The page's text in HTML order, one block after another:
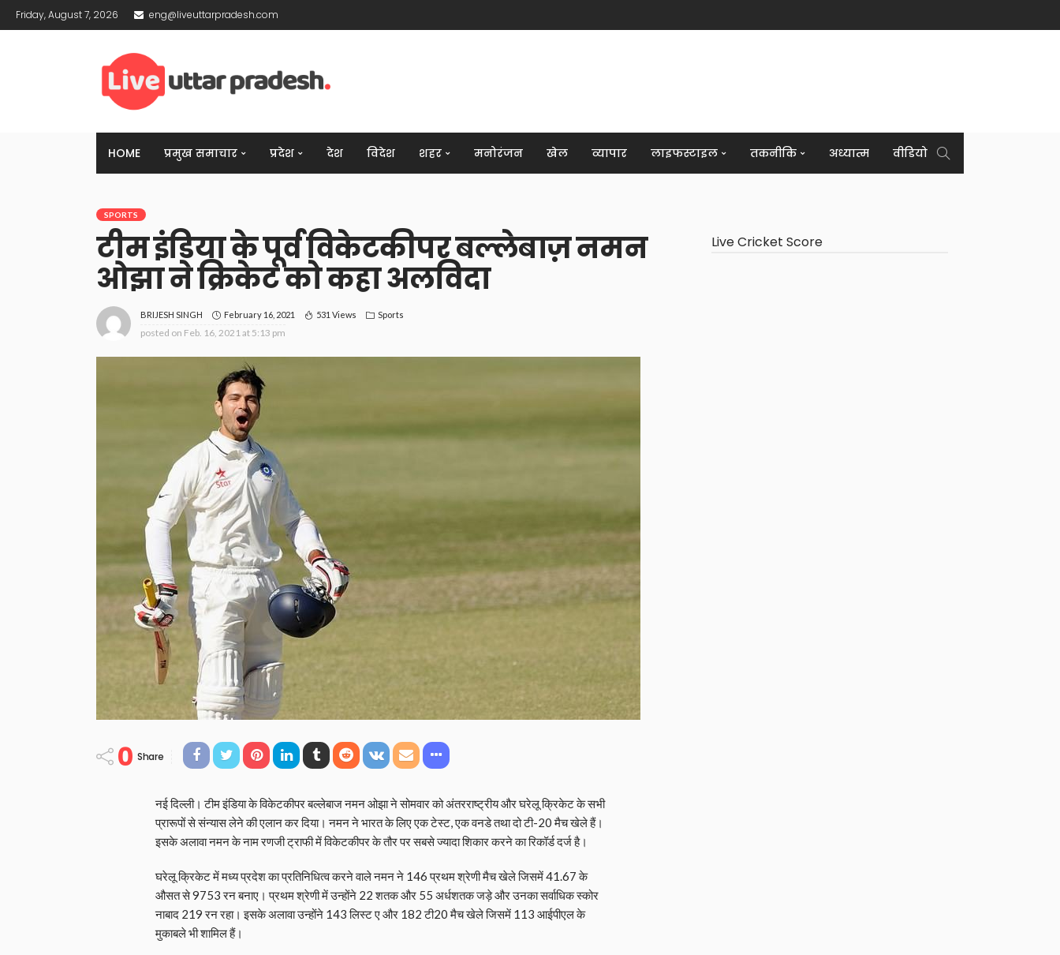
Friday, August 7, 2026 eng@liveuttarpradesh.com
HOME प्रमुख समाचार प्रदेश देश विदेश शहर मनोरंजन खेल व्यापार लाइफस्टाइल तकनीकि अध्यात्म वीडियो
SPORTS
टीम इंडिया के पूर्व विकेटकीपर बल्लेबाज़ नमन
ओझा ने क्रिकेट को कहा अलविदा
BRIJESH SINGH February 16, 2021 531 Views Sports
posted on Feb. 16, 2021 at 5:13 pm
0 Share
नई दिल्ली। टीम इंडिया के विकेटकीपर बल्लेबाज नमन ओझा ने सोमवार को अंतरराष्ट्रीय और घरेलू क्रिकेट के सभी
प्रारूपों से संन्यास लेने की एलान कर दिया। नमन ने भारत के लिए एक टेस्ट, एक वनडे तथा दो टी-20 मैच खेले हैं।
इसके अलावा नमन के नाम रणजी ट्राफी में विकेटकीपर के तौर पर सबसे ज्यादा शिकार करने का रिकॉर्ड दर्ज है।
घरेलू क्रिकेट में मध्य प्रदेश का प्रतिनिधित्व करने वाले नमन ने 146 प्रथम श्रेणी मैच खेले जिसमें 41.67 के
औसत से 9753 रन बनाए। प्रथम श्रेणी में उन्होंने 22 शतक और 55 अर्धशतक जड़े और उनका सर्वाधिक स्कोर
नाबाद 219 रन रहा। इसके अलावा उन्होंने 143 लिस्ट ए और 182 टी20 मैच खेले जिसमें 113 आईपीएल के
मुकाबले भी शामिल हैं।
Live Cricket Score